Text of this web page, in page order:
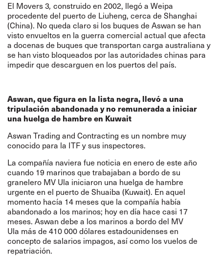
El Movers 3, construido en 2002, llegó a Weipa
procedente del puerto de Liuheng, cerca de Shanghai
(China). No queda claro si los buques de Aswan se han
visto envueltos en la guerra comercial actual que afecta
a docenas de buques que transportan carga australiana y
se han visto bloqueados por las autoridades chinas para
impedir que descarguen en los puertos del país.
Aswan, que figura en la lista negra, llevó a una
tripulación abandonada y no remunerada a iniciar
una huelga de hambre en Kuwait
Aswan Trading and Contracting es un nombre muy
conocido para la ITF y sus inspectores.
La compañía naviera fue noticia en enero de este año
cuando 19 marinos que trabajaban a bordo de su
granelero MV Ula iniciaron una huelga de hambre
urgente en el puerto de Shuaiba (Kuwait). En aquel
momento hacía 14 meses que la compañía había
abandonado a los marinos; hoy en día hace casi 17
meses. Aswan debe a los marinos a bordo del MV
Ula más de 410 000 dólares estadounidenses en
concepto de salarios impagos, así como los vuelos de
repatriación.